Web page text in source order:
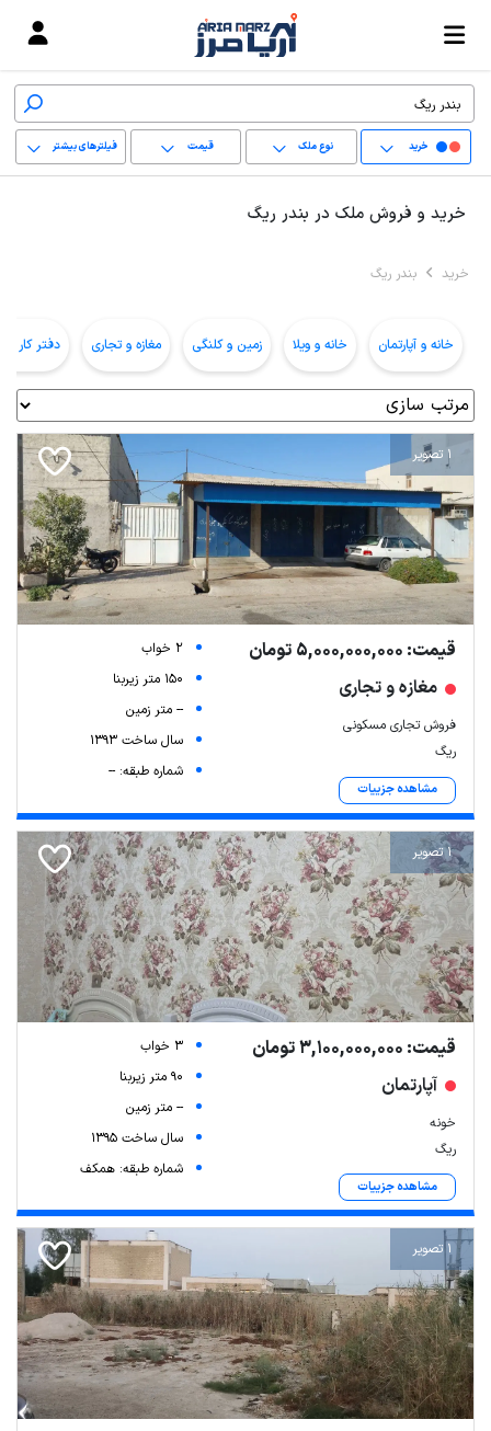
خرید نوع ملک قیمت فیلترهای بیشتر
خرید و فروش ملک در بندر ریگ
خرید بندر ریگ
خانه و آپارتمان خانه و ویلا زمین و کلنگی مغازه و تجاری دفتر کار و
1 تصویر
قیمت: 5,000,000,000 تومان
مغازه و تجاری
فروش تجاری مسکونی
ریگ
مشاهده جزییات
2 خواب
150 متر زیربنا
-- متر زمین
سال ساخت 1393
شماره طبقه: --
1 تصویر
قیمت: 3,100,000,000 تومان
آپارتمان
خونه
ریگ
مشاهده جزییات
3 خواب
90 متر زیربنا
-- متر زمین
سال ساخت 1395
شماره طبقه: همکف
1 تصویر